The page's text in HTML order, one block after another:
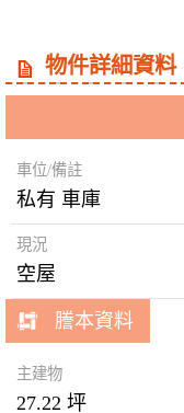
物件詳細資料
車位/備註
私有 車庫
現況
空屋
謄本資料
主建物
27.22 坪